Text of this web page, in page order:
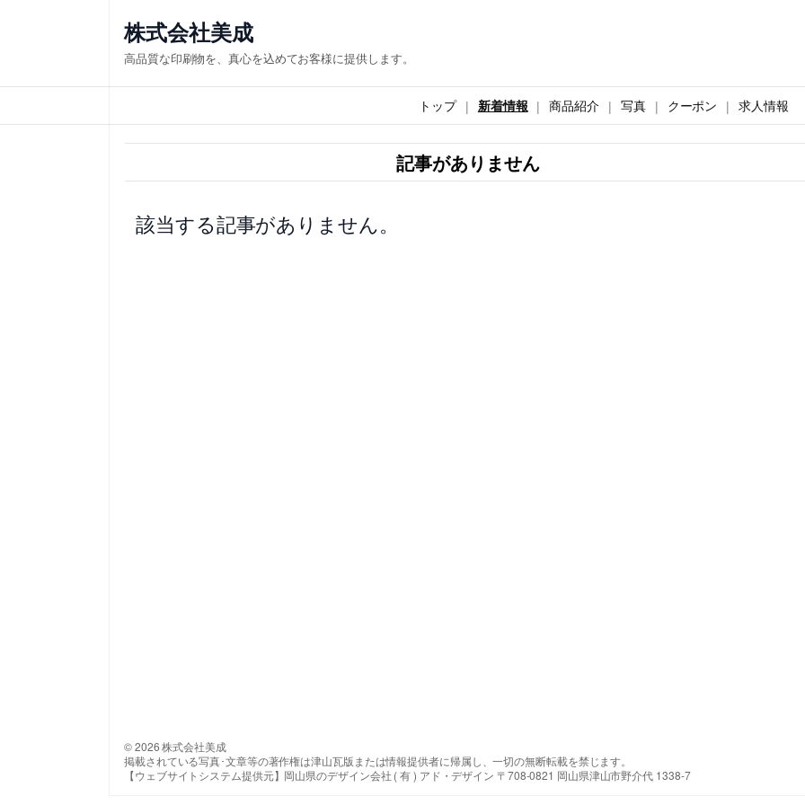
ス
キ
株式会社美成
高品質な印刷物を、真心を込めてお客様に提供します。
トップ 新着情報 商品紹介 写真 クーポン 求人情報
記事がありません
該当する記事がありません。
© 2026 株式会社美成
掲載されている写真･文章等の著作権は津山瓦版または情報提供者に帰属し、一切の無断転載を禁じます。
【ウェブサイトシステム提供元】岡山県のデザイン会社 ( 有 ) アド・デザイン 〒708-0821 岡山県津山市野介代 1338-7